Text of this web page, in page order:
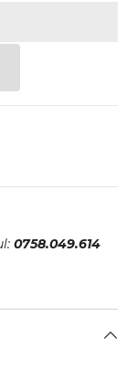
0758.049.614